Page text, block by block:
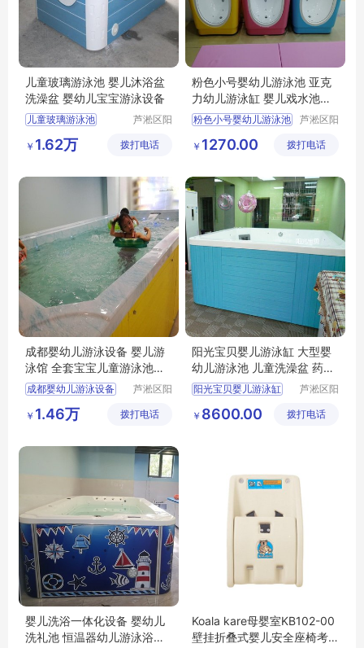
儿童玻璃游泳池 婴儿沐浴盆
洗澡盆 婴幼儿宝宝游泳设备
儿童玻璃游泳池
婴幼儿宝宝游泳设备
芦淞区阳
童游泳馆
￥ 1.62万 拨打电话
粉色小号婴幼儿游泳池 亚克
力幼儿游泳缸 婴儿戏水池商
用
粉色小号婴幼儿游泳池
婴儿戏水池商用
芦淞区阳
童游泳馆
￥ 1270.00 拨打电话
成都婴幼儿游泳设备 婴儿游
泳馆 全套宝宝儿童游泳池价
格
成都婴幼儿游泳设备
全套宝宝儿童游泳池
芦淞区阳
童游泳馆
￥ 1.46万 拨打电话
阳光宝贝婴儿游泳缸 大型婴
幼儿游泳池 儿童洗澡盆 药浴
水疗
阳光宝贝婴儿游泳缸
儿童洗澡盆
芦淞区阳
童游泳馆
￥ 8600.00 拨打电话
婴儿洗浴一体化设备 婴幼儿
洗礼池 恒温器幼儿游泳浴缸
Koala kare母婴室KB102-00
壁挂折叠式婴儿安全座椅考